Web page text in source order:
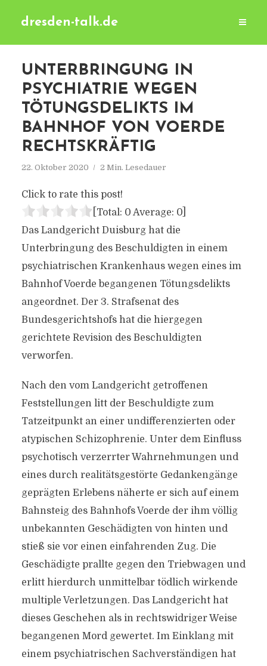
dresden-talk.de
UNTERBRINGUNG IN
PSYCHIATRIE WEGEN
TÖTUNGSDELIKTS IM
BAHNHOF VON VOERDE
RECHTSKRÄFTIG
22. Oktober 2020 2 Min. Lesedauer
Click to rate this post!
[Total: 0 Average: 0]
Das Landgericht Duisburg hat die
Unterbringung des Beschuldigten in einem
psychiatrischen Krankenhaus wegen eines im
Bahnhof Voerde begangenen Tötungsdelikts
angeordnet. Der 3. Strafsenat des
Bundesgerichtshofs hat die hiergegen
gerichtete Revision des Beschuldigten
verworfen.
Nach den vom Landgericht getroffenen
Feststellungen litt der Beschuldigte zum
Tatzeitpunkt an einer undifferenzierten oder
atypischen Schizophrenie. Unter dem Einfluss
psychotisch verzerrter Wahrnehmungen und
eines durch realitätsgestörte Gedankengänge
geprägten Erlebens näherte er sich auf einem
Bahnsteig des Bahnhofs Voerde der ihm völlig
unbekannten Geschädigten von hinten und
stieß sie vor einen einfahrenden Zug. Die
Geschädigte prallte gegen den Triebwagen und
erlitt hierdurch unmittelbar tödlich wirkende
multiple Verletzungen. Das Landgericht hat
dieses Geschehen als in rechtswidriger Weise
begangenen Mord gewertet. Im Einklang mit
einem psychiatrischen Sachverständigen hat